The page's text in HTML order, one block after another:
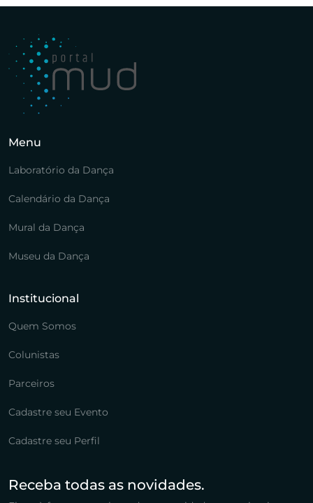
Menu
Laboratório da Dança
Calendário da Dança
Mural da Dança
Museu da Dança
Institucional
Quem Somos
Colunistas
Parceiros
Cadastre seu Evento
Cadastre seu Perfil
Receba todas as novidades.